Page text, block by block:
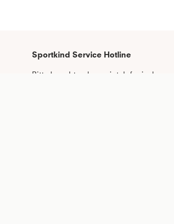
Sportkind Service Hotline
Bitte beachte, dass wir telefonische